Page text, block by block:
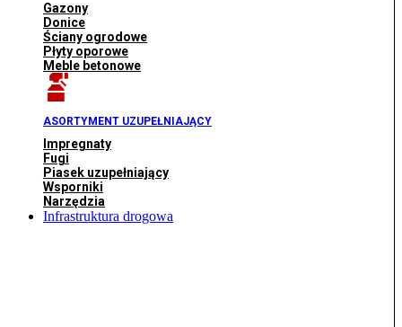
Gazony
Donice
Ściany ogrodowe
Płyty oporowe
Meble betonowe
ASORTYMENT UZUPEŁNIAJĄCY
Impregnaty
Fugi
Piasek uzupełniający
Wsporniki
Narzędzia
Infrastruktura drogowa